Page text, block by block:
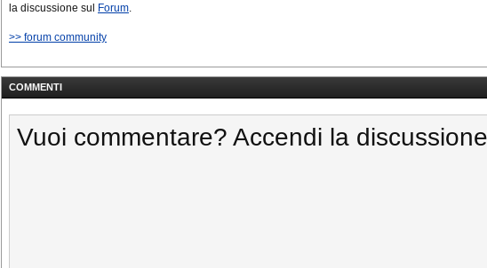
la discussione sul Forum
>> forum community
COMMENTI
Vuoi commentare? Accendi la discussione